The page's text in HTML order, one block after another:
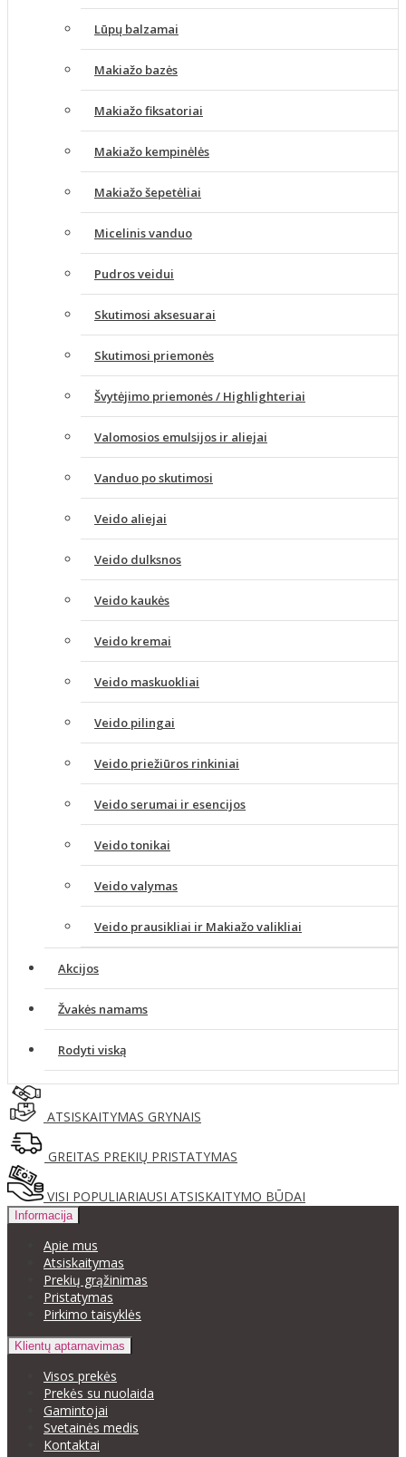
Lūpų balzamai
Makiažo bazės
Makiažo fiksatoriai
Makiažo kempinėlės
Makiažo šepetėliai
Micelinis vanduo
Pudros veidui
Skutimosi aksesuarai
Skutimosi priemonės
Švytėjimo priemonės / Highlighteriai
Valomosios emulsijos ir aliejai
Vanduo po skutimosi
Veido aliejai
Veido dulksnos
Veido kaukės
Veido kremai
Veido maskuokliai
Veido pilingai
Veido priežiūros rinkiniai
Veido serumai ir esencijos
Veido tonikai
Veido valymas
Veido prausikliai ir Makiažo valikliai
Akcijos
Žvakės namams
Rodyti viską
ATSISKAITYMAS GRYNAIS
GREITAS PREKIŲ PRISTATYMAS
VISI POPULIARIAUSI ATSISKAITYMO BŪDAI
Informacija
Apie mus
Atsiskaitymas
Prekių grąžinimas
Pristatymas
Pirkimo taisyklės
Klientų aptarnavimas
Visos prekės
Prekės su nuolaida
Gamintojai
Svetainės medis
Kontaktai